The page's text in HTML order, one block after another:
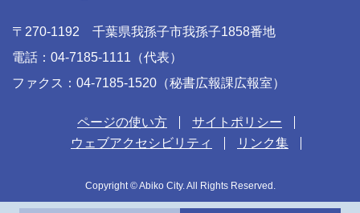
〒270-1192 千葉県我孫子市我孫子1858番地
電話：04-7185-1111（代表）
ファクス：04-7185-1520（秘書広報課広報室）
ページの使い方
サイトポリシー
ウェブアクセシビリティ
リンク集
Copyright © Abiko City. All Rights Reserved.